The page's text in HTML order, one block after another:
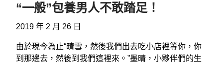
“一般”包養男人不敢踏足！
2019 年 2 月 26 日
由於現今為止“晴雪，然後我們出去吃小店裡等你，你
到那邊去，然後到我們這裡來。”墨晴，小夥伴們的生